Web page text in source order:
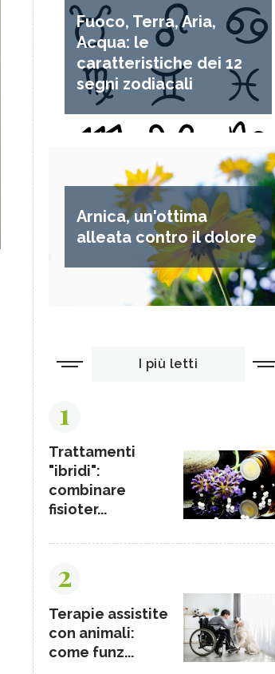
Fuoco, Terra, Aria,
Acqua: le
caratteristiche dei 12
segni zodiacali
Arnica, un'ottima
alleata contro il dolore
I più letti
1
Trattamenti
"ibridi":
combinare
fisioter...
2
Terapie assistite
con animali:
come funz...